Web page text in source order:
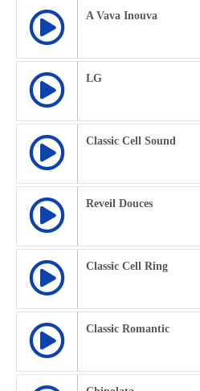
A Vava Inouva
LG
Classic Cell Sound
Reveil Douces
Classic Cell Ring
Classic Romantic